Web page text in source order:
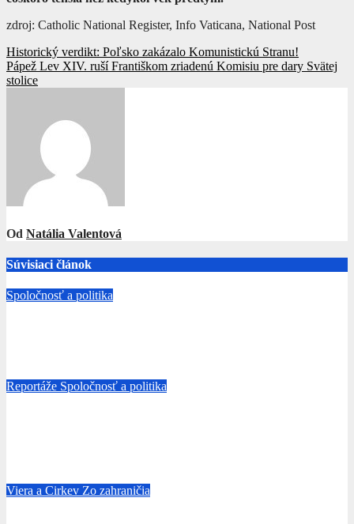
zdroj: Catholic National Register, Info Vaticana, National Post
Navigácia
v
Historický verdikt: Poľsko zakázalo Komunistickú Stranu!
Pápež Lev XIV. ruší Františkom zriadenú Komisiu pre dary Svätej
stolice
Od Natália Valentová
Súvisiaci článok
Spoločnosť a politika
Reportáže Spoločnosť a politika
Viera a Cirkev Zo zahraničia